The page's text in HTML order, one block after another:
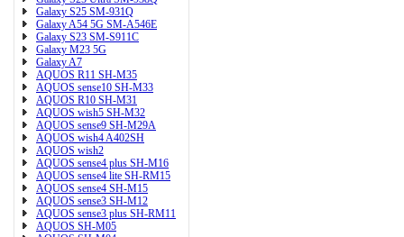
Galaxy S25 SM-931Q
Galaxy A54 5G SM-A546E
Galaxy S23 SM-S911C
Galaxy M23 5G
Galaxy A7
AQUOS R11 SH-M35
AQUOS sense10 SH-M33
AQUOS R10 SH-M31
AQUOS wish5 SH-M32
AQUOS sense9 SH-M29A
AQUOS wish4 A402SH
AQUOS wish2
AQUOS sense4 plus SH-M16
AQUOS sense4 lite SH-RM15
AQUOS sense4 SH-M15
AQUOS sense3 SH-M12
AQUOS sense3 plus SH-RM11
AQUOS SH-M05